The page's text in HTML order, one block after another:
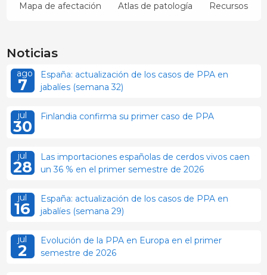
Mapa de afectación
Atlas de patología Recursos
Noticias
7
ago
España: actualización de los casos de PPA en
jabalíes (semana 32)
30
jul Finlandia confirma su primer caso de PPA
28
jul
Las importaciones españolas de cerdos vivos caen
un 36 % en el primer semestre de 2026
16
jul
España: actualización de los casos de PPA en
jabalíes (semana 29)
2
jul
Evolución de la PPA en Europa en el primer
semestre de 2026